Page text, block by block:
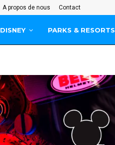
A propos de nous Contact
DISNEY PARKS & RESORTS